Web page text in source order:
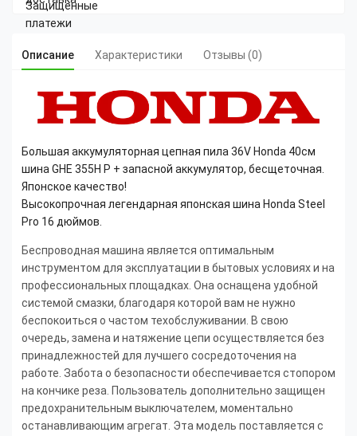
Описание Характеристики Отзывы (0)
Большая аккумуляторная цепная пила 36V Honda 40см
шина GHE 355H P + запасной аккумулятор, бесщеточная.
Японское качество!
Высокопрочная легендарная японская шина Honda Steel
Pro 16 дюймов.
Беспроводная машина является оптимальным
инструментом для эксплуатации в бытовых условиях и на
профессиональных площадках. Она оснащена удобной
системой смазки, благодаря которой вам не нужно
беспокоиться о частом техобслуживании. В свою
очередь, замена и натяжение цепи осуществляется без
принадлежностей для лучшего сосредоточения на
работе. Забота о безопасности обеспечивается стопором
на кончике реза. Пользователь дополнительно защищен
предохранительным выключателем, моментально
останавливающим агрегат. Эта модель поставляется с